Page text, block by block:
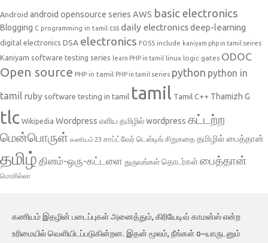
Android android opensource series AWS basic electronics
Blogging C programming in tamil css daily electronicsdeep-learning
digital electronics DSA electronics FOSS include kaniyam php in tamil seires
Kaniyam software testing series learn PHP in tamil linux logic gates ODOC
Open source PHP in tamil PHP in tamil series python python in
tamil ruby software testing in tamil tamil Tamil C++ Thamizh G
tlc Wikipedia Wordpress எளிய தமிழில் wordpress கட்டற்ற
மென்பொருள் கணியம் 23 சாப்ட்வேர் டெஸ்டிங் சிறுகதை தமிழில் பைத்தான்
தமிழ் தினம்-ஒரு-கட்டளை துருவங்கள் தொடர்கள்பைத்தான்
மொசில்லா
கணியம் இதழின் படைப்புகள் அனைத்தும், கிரியேடிவ் காமன்ஸ் என்ற
உரிமையில் வெளியிடப்படுகின்றன. இதன் மூலம், நீங்கள் o~யாருடனும்